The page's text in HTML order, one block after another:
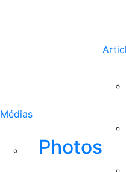
Médias
Photos